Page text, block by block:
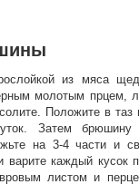
из мяса
молотым прцем,
Положите в таз
Затем брюшину
на 3-4 части и
варите каждый кусок
листом и